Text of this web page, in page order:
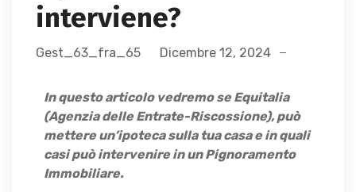
interviene?
Gest_63_fra_65 Dicembre 12, 2024
In questo articolo vedremo se Equitalia
(Agenzia delle Entrate-Riscossione), può
mettere un’ipoteca sulla tua casa e in quali
casi può intervenire in un Pignoramento
Immobiliare.